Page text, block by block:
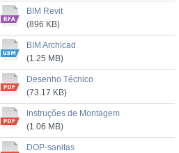
BIM Revit
(896 KB)
BIM Archicad
(1.25 MB)
Desenho Técnico
(73.17 KB)
Instruções de Montagem
(1.06 MB)
DOP-sanitas